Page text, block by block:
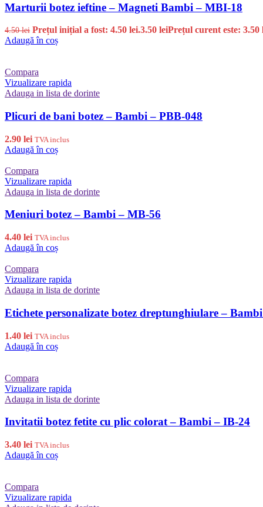
Marturii botez ieftine – Magneti Bambi – MBI-18
4.50lei Prețul inițial a fost: 4.50 lei.3.50 leiPrețul curent este: 3.50
Adaugă în coș
Compara
Vizualizare rapida
Adauga in lista de dorinte
Plicuri de bani botez – Bambi – PBB-048
2.90 lei TVA inclus
Adaugă în coș
Compara
Vizualizare rapida
Adauga in lista de dorinte
Meniuri botez – Bambi – MB-56
4.40 lei TVA inclus
Adaugă în coș
Compara
Vizualizare rapida
Adauga in lista de dorinte
Etichete personalizate botez dreptunghiulare –
1.40 lei TVA inclus
Adaugă în coș
Compara
Vizualizare rapida
Adauga in lista de dorinte
Invitatii botez fetite cu plic colorat – Bambi – IB-24
3.40 lei TVA inclus
Adaugă în coș
Compara
Vizualizare rapida